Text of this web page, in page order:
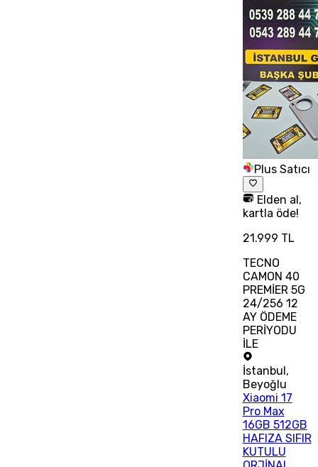
Plus Satıcı
Elden al,
kartla öde!
21.999 TL
TECNO
CAMON 40
PREMİER 5G
24/256 12
AY ÖDEME
PERİYODU
İLE
İstanbul,
Beyoğlu
Xiaomi 17
Pro Max
16GB 512GB
HAFIZA SIFIR
KUTULU